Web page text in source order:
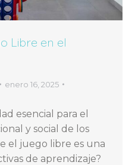
Libre en el
enero 16, 2025
esencial para el
y social de los
el juego libre es una
de aprendizaje?